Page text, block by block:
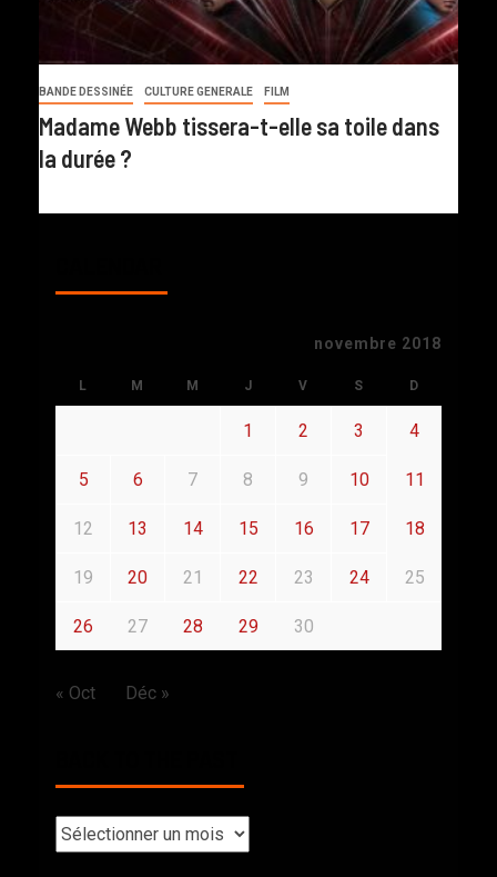
BANDE DESSINÉE CULTURE GENERALE FILM
Madame Webb tissera-t-elle sa toile dans
la durée ?
novembre 2018
L M M J V S D
1 2 3 4
5 6 7 8 9 10 11
12 13 14 15 16 17 18
19 20 21 22 23 24 25
26 27 28 29 30
« Oct Déc »